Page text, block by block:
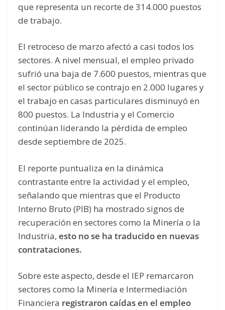
que representa un recorte de 314.000 puestos
de trabajo.
El retroceso de marzo afectó a casi todos los
sectores. A nivel mensual, el empleo privado
sufrió una baja de 7.600 puestos, mientras que
el sector público se contrajo en 2.000 lugares y
el trabajo en casas particulares disminuyó en
800 puestos. La Industria y el Comercio
continúan liderando la pérdida de empleo
desde septiembre de 2025.
El reporte puntualiza en la dinámica
contrastante entre la actividad y el empleo,
señalando que mientras que el Producto
Interno Bruto (PIB) ha mostrado signos de
recuperación en sectores como la Minería o la
Industria, esto no se ha traducido en nuevas
contrataciones.
Sobre este aspecto, desde el IEP remarcaron
sectores como la Minería e Intermediación
Financiera registraron caídas en el empleo